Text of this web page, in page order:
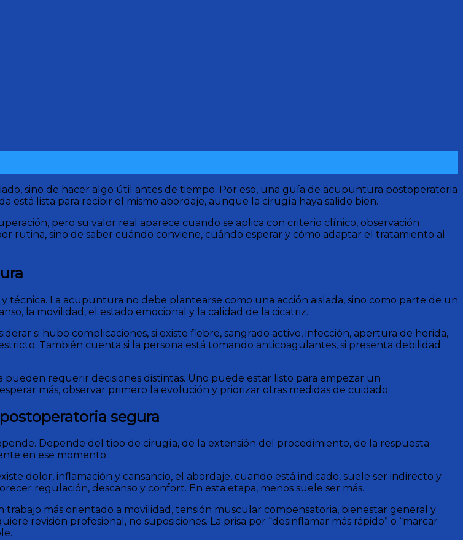
sino de hacer algo útil antes de tiempo. Por eso, una guía de acupuntura postoperatoria
lista para recibir el mismo abordaje, aunque la cirugía haya salido bien.
pero su valor real aparece cuando se aplica con criterio clínico, observación
rutina, sino de saber cuándo conviene, cuándo esperar y cómo adaptar el tratamiento al
La acupuntura no debe plantearse como una acción aislada, sino como parte de un
la movilidad, el estado emocional y la calidad de la cicatriz.
si hubo complicaciones, si existe fiebre, sangrado activo, infección, apertura de herida,
También cuenta si la persona está tomando anticoagulantes, si presenta debilidad
requerir decisiones distintas. Uno puede estar listo para empezar un
más, observar primero la evolución y priorizar otras medidas de cuidado.
segura
Depende del tipo de cirugía, de la extensión del procedimiento, de la respuesta
en ese momento.
dolor, inflamación y cansancio, el abordaje, cuando está indicado, suele ser indirecto y
regulación, descanso y confort. En esta etapa, menos suele ser más.
más orientado a movilidad, tensión muscular compensatoria, bienestar general y
revisión profesional, no suposiciones. La prisa por “desinflamar más rápido” o “marcar